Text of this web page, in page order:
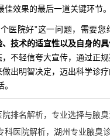
佳效果的最后一道关键环节。
医院好”这一问题，需要您
技术的适宜性以及自身的
不轻信夸大宣传，通过正
出明智决定，迈出科学诊
排名解析，专业选择与腋
科医院解析，湖州专业腋臭